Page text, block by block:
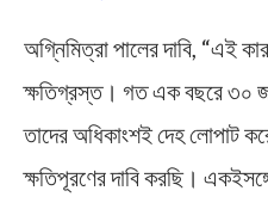
অগ্নিমিত্রা পালের দাবি, “এই
ক্ষতিগ্রস্ত। গত এক বছরে ৩০
তাদের অধিকাংশই দেহ লোপাট
ক্ষতিপূরণের দাবি করছি।